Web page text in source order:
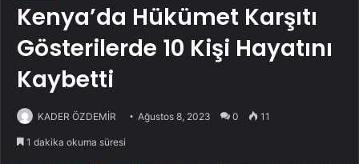
Kenya’da Hükümet Karşıtı
Gösterilerde 10 Kişi Hayatını
Kaybetti
KADER ÖZDEMİR Ağustos 8, 2023 0 11
1 dakika okuma süresi